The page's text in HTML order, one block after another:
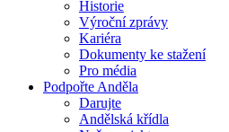
Historie
Výroční zprávy
Kariéra
Dokumenty ke stažení
Pro média
Podpořte Anděla
Darujte
Andělská křídla